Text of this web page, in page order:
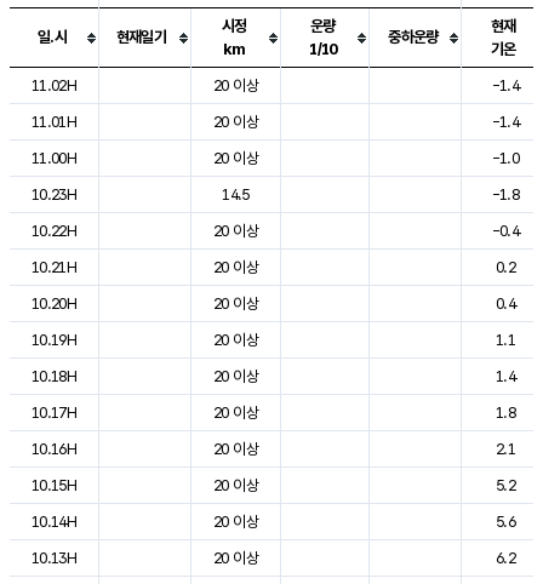
도시별 기상실황표로 지점, 날씨, 기온, 강수, 바람, 기압등을 안내한 표입
일.시 현재일기
시정
km
운량
1/10
중하운량
현재
기온
11.02H
20 이상
-1.4
11.01H
20 이상
-1.4
11.00H
20 이상
-1.0
10.23H
14.5
-1.8
10.22H
20 이상
-0.4
10.21H
20 이상
0.2
10.20H
20 이상
0.4
10.19H
20 이상
1.1
10.18H
20 이상
1.4
10.17H
20 이상
1.8
10.16H
20 이상
2.1
10.15H
20 이상
5.2
10.14H
20 이상
5.6
10.13H
20 이상
6.2